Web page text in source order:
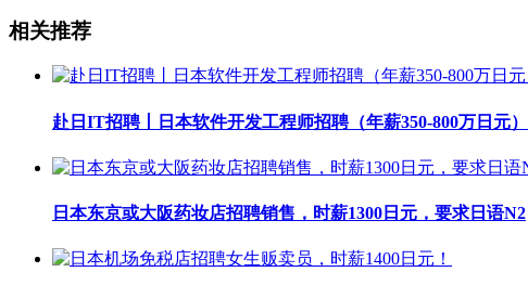
相关推荐
赴日IT招聘丨日本软件开发工程师招聘（年薪350-800万日元）
日本东京或大阪药妆店招聘销售，时薪1300日元，要求日语N2